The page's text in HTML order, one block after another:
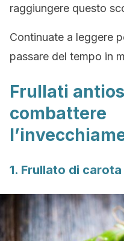
raggiungere questo
Continuate a leggere
passare del tempo in
Frullati
combattere
1. Frullato di